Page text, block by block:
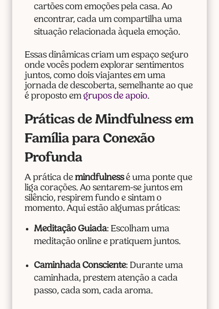
cartões com emoções pela casa. Ao
encontrar, cada um compartilha uma
situação relacionada àquela emoção.
Essas dinâmicas criam um espaço seguro
onde vocês podem explorar sentimentos
juntos, como dois viajantes em uma
jornada de descoberta, semelhante ao que
é proposto em grupos de apoio.
Práticas de Mindfulness em
Família para Conexão
Profunda
A prática de mindfulnessé uma ponte que
liga corações. Ao sentarem-se juntos em
silêncio, respirem fundo e sintam o
momento. Aqui estão algumas práticas:
Meditação Guiada: Escolham uma
meditação online e pratiquem juntos.
Caminhada Consciente: Durante uma
caminhada, prestem atenção a cada
passo, cada som, cada aroma.